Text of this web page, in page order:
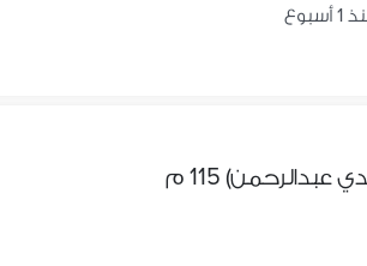
أسبوع
115 م